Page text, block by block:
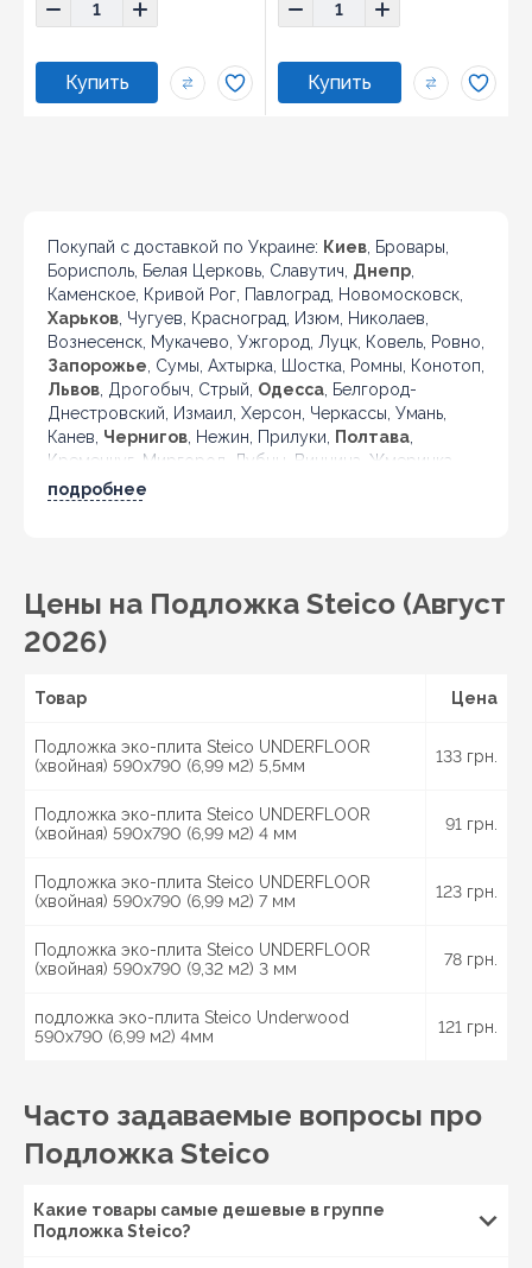
Покупай с доставкой по Украине: Киев, Бровары,
Борисполь, Белая Церковь, Славутич, Днепр,
Каменское, Кривой Рог, Павлоград, Новомосковск,
Харьков, Чугуев, Красноград, Изюм, Николаев,
Вознесенск, Мукачево, Ужгород, Луцк, Ковель, Ровно,
Запорожье, Сумы, Ахтырка, Шостка, Ромны, Конотоп,
Львов, Дрогобыч, Стрый, Одесса, Белгород-
Днестровский, Измаил, Херсон, Черкассы, Умань,
Канев, Чернигов, Нежин, Прилуки, Полтава,
Кременчуг, Миргород, Лубны, Винница, Жмеринка,
Гайсин, Бердичев, Житомир, Новоград-Волынский,
подробнее
Цены на Подложка Steico (Август
2026)
Товар Цена
Подложка эко-плита Steico UNDERFLOOR
(хвойная) 590х790 (6,99 м2) 5,5мм
133 грн.
Подложка эко-плита Steico UNDERFLOOR
(хвойная) 590х790 (6,99 м2) 4 мм
91 грн.
Подложка эко-плита Steico UNDERFLOOR
(хвойная) 590х790 (6,99 м2) 7 мм
123 грн.
Подложка эко-плита Steico UNDERFLOOR
(хвойная) 590х790 (9,32 м2) 3 мм
78 грн.
подложка эко-плита Steico Underwood
590х790 (6,99 м2) 4мм
121 грн.
Часто задаваемые вопросы про
Подложка Steico
Какие товары самые дешевые в группе
Подложка Steico?